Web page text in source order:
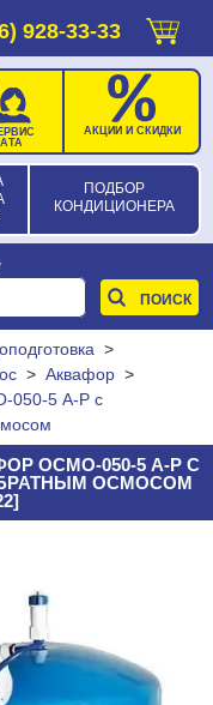
928-33-33
ПОДБОР
КОНДИЦИОНЕРА
АКЦИИ И СКИДКИ
>
> Аквафор >
050-5 А-Р с
ОСМО-050-5 А-Р С
ОСМОСОМ